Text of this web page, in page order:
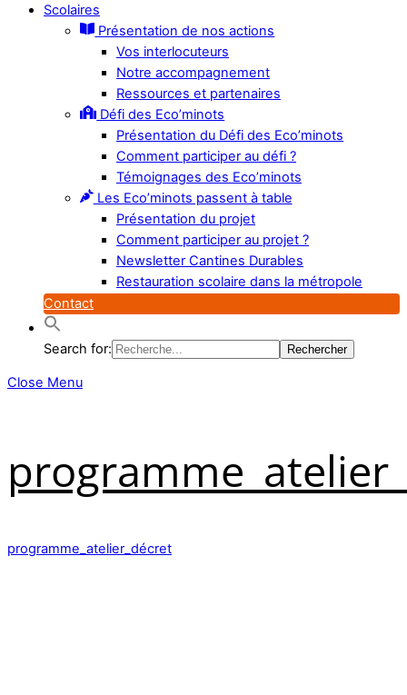
Scolaires
Présentation de nos actions
Vos interlocuteurs
Notre accompagnement
Ressources et partenaires
Défi des Eco’minots
Présentation du Défi des Eco’minots
Comment participer au défi ?
Témoignages des Eco’minots
Les Eco’minots passent à table
Présentation du projet
Comment participer au projet ?
Newsletter Cantines Durables
Restauration scolaire dans la métropole
Contact
Search for:
Close Menu
programme_atelier_décret